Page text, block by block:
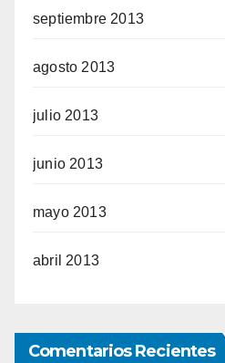
septiembre 2013
agosto 2013
julio 2013
junio 2013
mayo 2013
abril 2013
Comentarios Recientes